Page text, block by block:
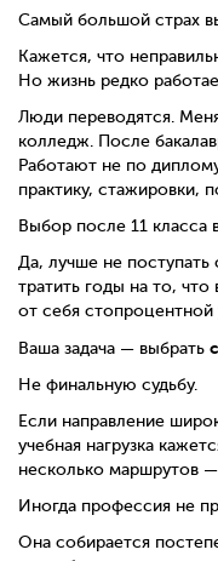
Самый большой страх
Кажется, что
Но жизнь редко
Люди переводятся.
колледж. После
Работают не по
практику, стажировки,
Выбор после 11 класса
Да, лучше не
тратить годы на то,
от себя
Ваша задача — выбрать
Не финальную судьбу.
Если направление
учебная нагрузка
несколько маршрутов
Иногда профессия не
Она собирается